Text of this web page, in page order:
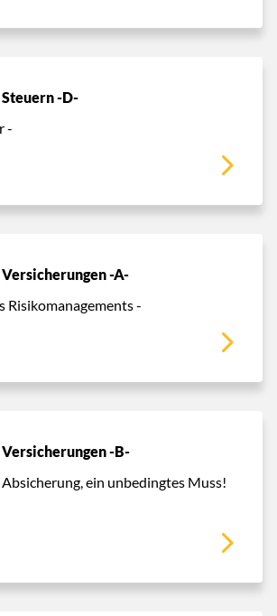
-D-
-
-A-
Risikomanagements -
-B-
ein unbedingtes Muss!